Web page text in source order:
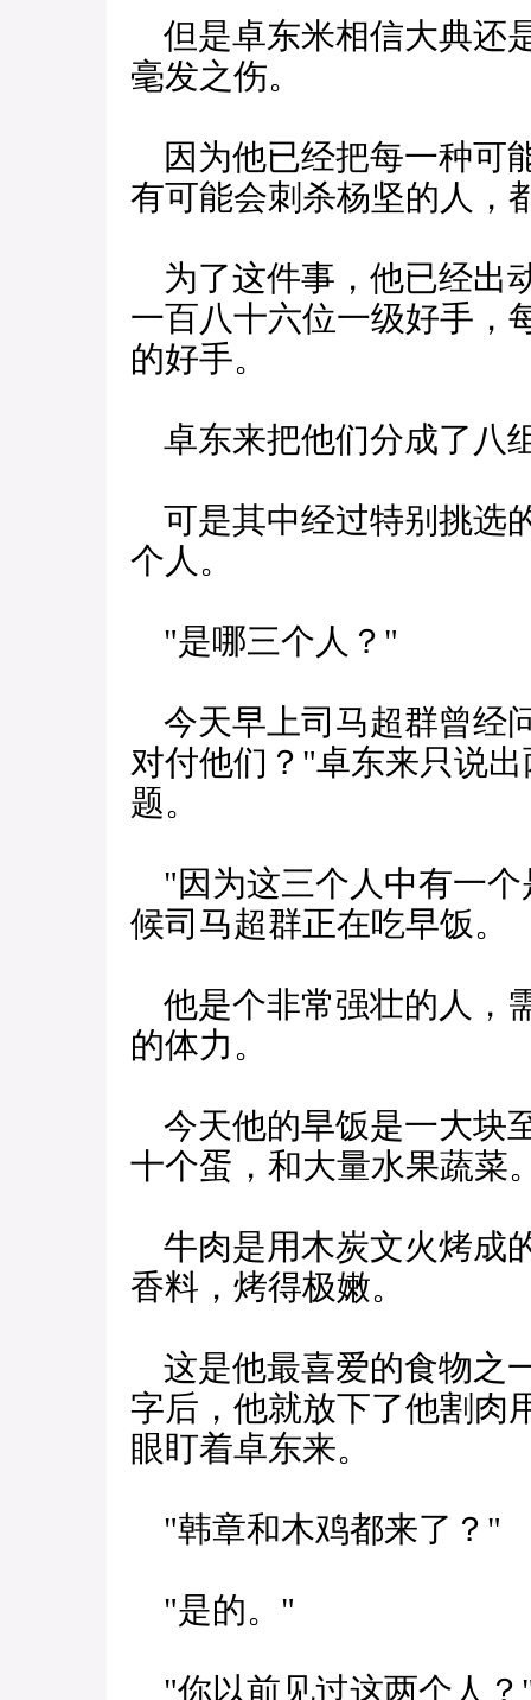
但是卓东米相信大典还
毫发之伤。
因为他已经把每一种可
有可能会刺杀杨坚的人，
为了这件事，他已经出
一百八十六位一级好手，
的好手。
卓东来把他们分成了八
可是其中经过特别挑选
个人。
"是哪三个人？"
今天早上司马超群曾经
对付他们？"卓东来只说
题。
"因为这三个人中有一个
候司马超群正在吃早饭。
他是个非常强壮的人，
的体力。
今天他的旱饭是一大块
十个蛋，和大量水果蔬菜
牛肉是用木炭文火烤成
香料，烤得极嫩。
这是他最喜爱的食物之
字后，他就放下了他割肉
眼盯着卓东来。
"韩章和木鸡都来了？"
"是的。"
"你以前见过这两个人？